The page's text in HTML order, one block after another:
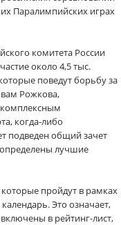
Паралимпийских играх
комитета России
около 4,5 тыс.
поведут борьбу за
Рожкова,
когда-либо
подведен общий зачет
лучшие
пройдут в рамках
Это означает,
в рейтинг-лист,